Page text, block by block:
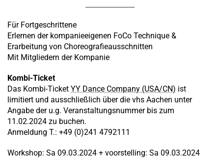
Für Fortgeschrittene
Erlernen der kompanieeigenen FoCo Technique &
Erarbeitung von Choreografieausschnitten
Mit Mitgliedern der Kompanie
Kombi-Ticket
Das Kombi-Ticket YY Dance Company (USA/CN) ist
limitiert und ausschließlich über die vhs Aachen unter
Angabe der u.g. Veranstaltungsnummer bis zum
11.02.2024 zu buchen.
Anmeldung T.: +49 (0)241 4792111
Workshop: Sa 09.03.2024 + voorstelling: Sa 09.03.2024